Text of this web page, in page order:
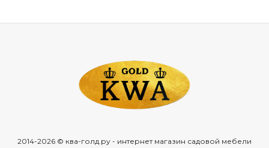
2014-2026 © ква-голд.ру - интернет магазин садовой мебели